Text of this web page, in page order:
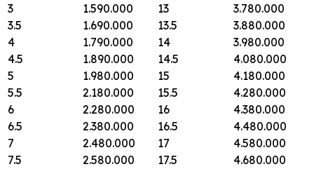
3
1.590.000 13
3.780.000
3.5
1.690.000 13.5
3.880.000
4
1.790.000 14
3.980.000
4.5
1.890.000 14.5
4.080.000
5
1.980.000 15
4.180.000
5.5
2.180.000 15.5
4.280.000
6
2.280.000 16
4.380.000
6.5
2.380.000 16.5
4.480.000
7
2.480.000 17
4.580.000
7.5
2.580.000 17.5
4.680.000